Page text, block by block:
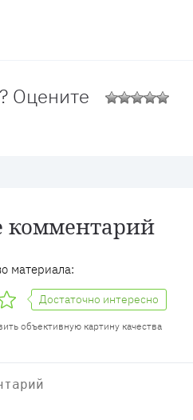
Оцените
комментарий
материала:
Достаточно интересно
объективную картину качества